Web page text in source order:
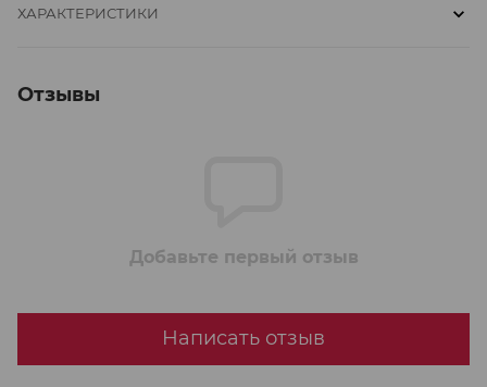
ХАРАКТЕРИСТИКИ
Отзывы
Добавьте первый отзыв
Написать отзыв